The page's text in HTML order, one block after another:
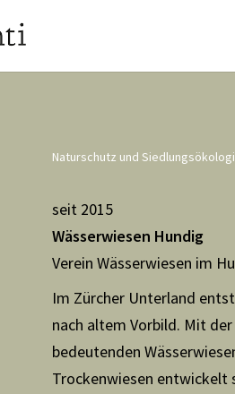
Naturschutz und
seit 2015
Wässerwiesen Hundig
Verein Wässerwiesen im
Im Zürcher Unterland
nach altem Vorbild. Mit
bedeutenden
Trockenwiesen entwickelt